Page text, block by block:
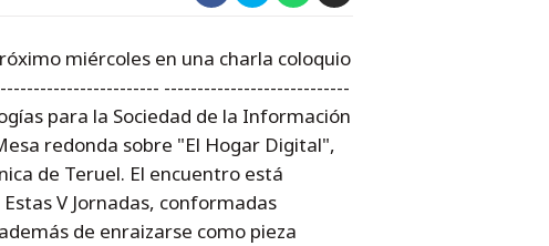
miércoles en una charla coloquio
----------------------------
para la Sociedad de la Información
redonda sobre "El Hogar Digital",
de Teruel. El encuentro está
V Jornadas, conformadas
de enraizarse como pieza